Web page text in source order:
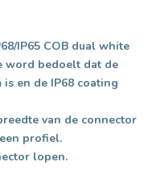
IP65 COB dual white
word bedoelt dat de
en de IP68 coating
van de connector
profiel.
lopen.